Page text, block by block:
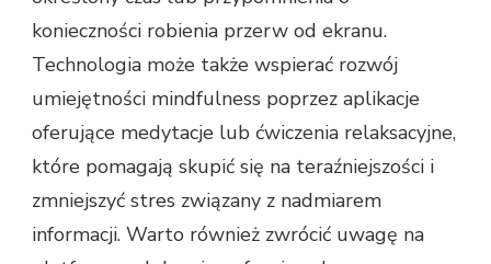
konieczności robienia przerw od ekranu.
Technologia może także wspierać rozwój
umiejętności mindfulness poprzez aplikacje
oferujące medytacje lub ćwiczenia relaksacyjne,
które pomagają skupić się na teraźniejszości i
zmniejszyć stres związany z nadmiarem
informacji. Warto również zwrócić uwagę na